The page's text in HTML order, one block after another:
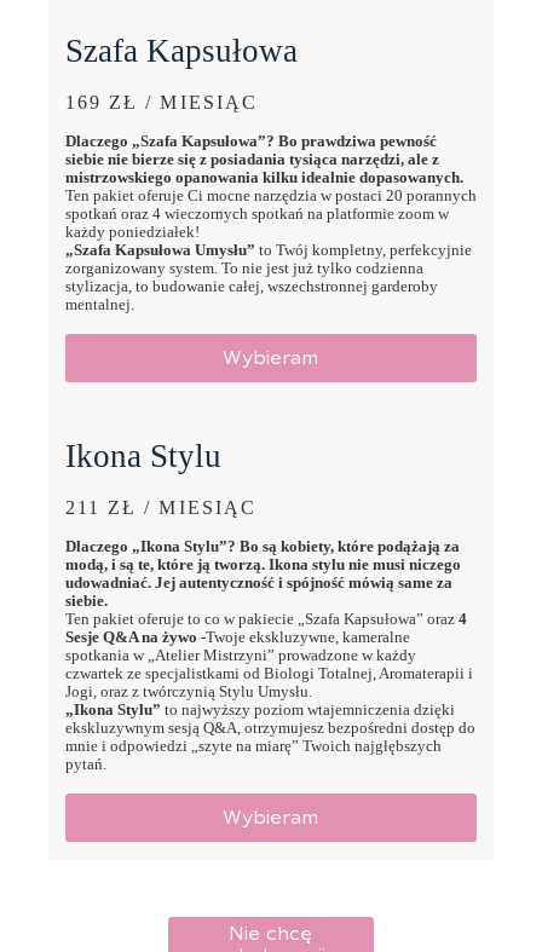
Szafa Kapsułowa
169 ZŁ / MIESIĄC
Dlaczego „Szafa Kapsułowa”? Bo prawdziwa pewność
siebie nie bierze się z posiadania tysiąca narzędzi, ale z
mistrzowskiego opanowania kilku idealnie dopasowanych.
Ten pakiet oferuje Ci mocne narzędzia w postaci 20 porannych
spotkań oraz 4 wieczornych spotkań na platformie zoom w
każdy poniedziałek!
„Szafa Kapsułowa Umysłu” to Twój kompletny, perfekcyjnie
zorganizowany system. To nie jest już tylko codzienna
stylizacja, to budowanie całej, wszechstronnej garderoby
mentalnej.
Wybieram
Ikona Stylu
211 ZŁ / MIESIĄC
Dlaczego „Ikona Stylu”? Bo są kobiety, które podążają za
modą, i są te, które ją tworzą. Ikona stylu nie musi niczego
udowadniać. Jej autentyczność i spójność mówią same za
siebie.
Ten pakiet oferuje to co w pakiecie „Szafa Kapsułowa” oraz 4
Sesje Q&A na żywo -Twoje ekskluzywne, kameralne
spotkania w „Atelier Mistrzyni” prowadzone w każdy
czwartek ze specjalistkami od Biologi Totalnej, Aromaterapii i
Jogi, oraz z twórczynią Stylu Umysłu.
„Ikona Stylu” to najwyższy poziom wtajemniczenia dzięki
ekskluzywnym sesją Q&A, otrzymujesz bezpośredni dostęp do
mnie i odpowiedzi „szyte na miarę” Twoich najgłębszych
pytań.
Wybieram
Nie chcę